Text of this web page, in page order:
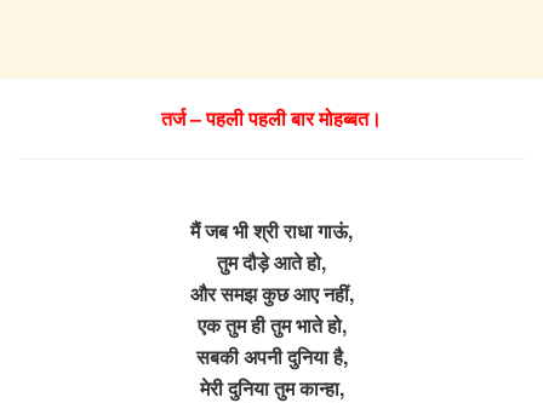
तर्ज – पहली पहली बार मोहब्बत।
मैं जब भी श्री राधा गाऊं,
तुम दौड़े आते हो,
और समझ कुछ आए नहीं,
एक तुम ही तुम भाते हो,
सबकी अपनी दुनिया है,
मेरी दुनिया तुम कान्हा,